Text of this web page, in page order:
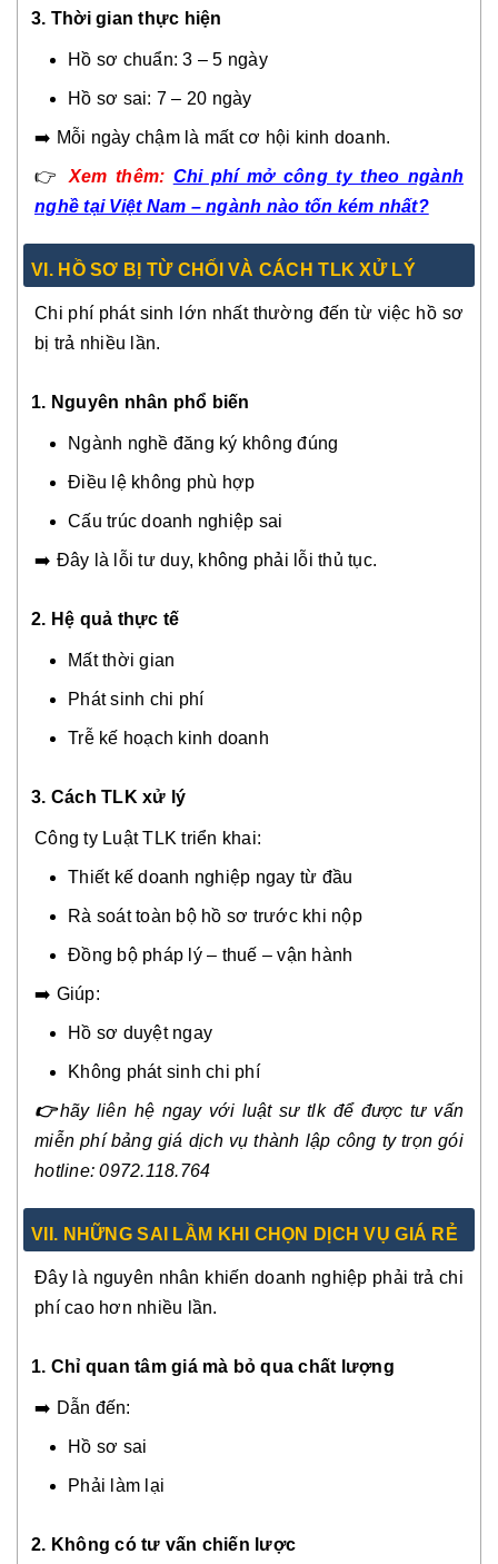
3. Thời gian thực hiện
Hồ sơ chuẩn: 3 – 5 ngày
Hồ sơ sai: 7 – 20 ngày
➡️ Mỗi ngày chậm là mất cơ hội kinh doanh.
👉 Xem thêm: Chi phí mở công ty theo ngành
nghề tại Việt Nam – ngành nào tốn kém nhất?
V I. HỒ SƠ BỊ TỪ CHỐI VÀ CÁCH TLK XỬ LÝ
Chi phí phát sinh lớn nhất thường đến từ việc hồ sơ
bị trả nhiều lần.
1. Nguyên nhân phổ biến
Ngành nghề đăng ký không đúng
Điều lệ không phù hợp
Cấu trúc doanh nghiệp sai
➡️ Đây là lỗi tư duy, không phải lỗi thủ tục.
2. Hệ quả thực tế
Mất thời gian
Phát sinh chi phí
Trễ kế hoạch kinh doanh
3. Cách TLK xử lý
Công ty Luật TLK triển khai:
Thiết kế doanh nghiệp ngay từ đầu
Rà soát toàn bộ hồ sơ trước khi nộp
Đồng bộ pháp lý – thuế – vận hành
➡️ Giúp:
Hồ sơ duyệt ngay
Không phát sinh chi phí
👉hãy liên hệ ngay với luật sư tlk để được tư vấn
miễn phí bảng giá dịch vụ thành lập công ty trọn gói
hotline: 0972.118.764
VI I. NHỮNG SAI LẦM KHI CHỌN DỊCH VỤ GIÁ RẺ
Đây là nguyên nhân khiến doanh nghiệp phải trả chi
phí cao hơn nhiều lần.
1. Chỉ quan tâm giá mà bỏ qua chất lượng
➡️ Dẫn đến:
Hồ sơ sai
Phải làm lại
2. Không có tư vấn chiến lược